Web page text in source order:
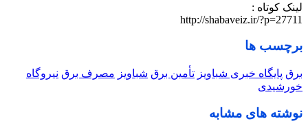
لینک کوتاه :
http://shabaveiz.ir/?p=27711
برچسب ها
برق پایگاه خبری شباویز تأمین برق شباویز مصرف برق نیروگاه
خورشیدی
نوشته های مشابه